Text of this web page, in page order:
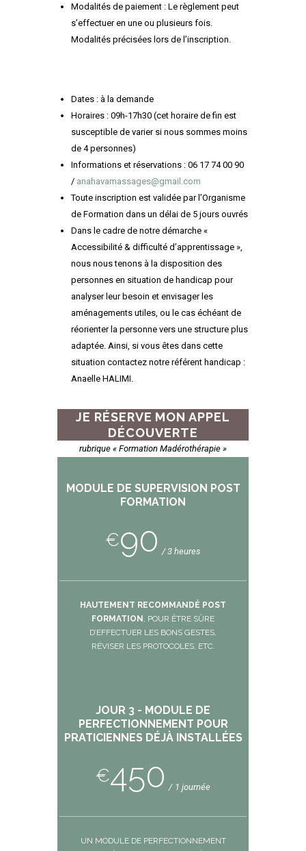
Modalités de paiement : Le règlement peut
s’effectuer en une ou plusieurs fois.
Modalités précisées lors de l’inscription.
Dates : à la demande
Horaires : 09h-17h30 (cet horaire de fin est
susceptible de varier si nous sommes moins
de 4 personnes)
Informations et réservations : 06 17 74 00 90
/ anahavamassages@gmail.com
Toute inscription est validée par l’Organisme
de Formation dans un délai de 5 jours ouvrés
Dans le cadre de notre démarche «
Accessibilité & difficulté d’apprentissage »,
nous nous tenons à la disposition des
personnes en situation de handicap pour
analyser leur besoin et envisager les
aménagements utiles, ou le cas échéant de
réorienter la personne vers une structure plus
adaptée. Ainsi, si vous êtes dans cette
situation contactez notre référent handicap :
Anaelle HALIMI.
JE RÉSERVE MON APPEL
DÉCOUVERTE
rubrique « Formation Madérothérapie »
MODULE DE SUPERVISION POST
FORMATION
€90 3 heures
HAUTEMENT RECOMMANDÉ POST
FORMATION , POUR ÊTRE SÛRE
D’EFFECTUER LES BONS GESTES,
RÉVISER LES PROTOCOLES, ETC.
JOUR 3 - MODULE DE
PERFECTIONNEMENT POUR
PRATICIENNES DÉJÀ INSTALLÉES
€450 1 journée
UN MODULE DE PERFECTIONNEMENT